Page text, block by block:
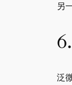
另
泛